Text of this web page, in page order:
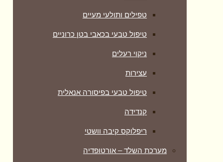
טפילים ותולעי מעיים
טיפול טבעי בכאבי בטן כרוניים
ניקוי רעלים
עצירות
טיפול טבעי בפיסורה אנאלית
קנדידה
ריפלוקס קיבה וושטי
מערכת השלד – אורטופדיה